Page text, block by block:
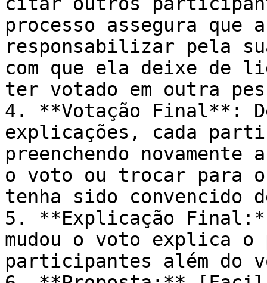
processo assegura que
responsabilizar pela
com que ela deixe de
ter votado em outra
4. **Votação Final**:
explicações, cada
preenchendo
o voto ou trocar para
tenha sido convencido
5. **Explicação
mudou o voto explica
participantes além do